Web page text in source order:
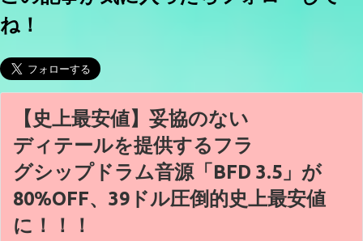
ね！
【史上最安値】妥協のない
ディテールを提供するフラ
グシップドラム音源「BFD 3.5」が
80%OFF、39ドル圧倒的史上最安値
に！！！